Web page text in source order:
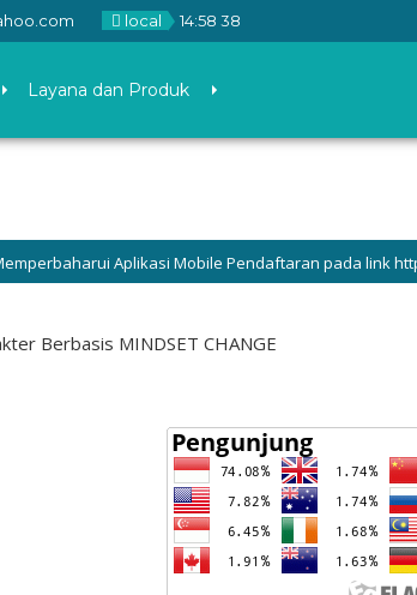
local 14:58 39
Layana dan Produk
Aplikasi Mobile Pendaftaran pada link https://
Berbasis MINDSET CHANGE